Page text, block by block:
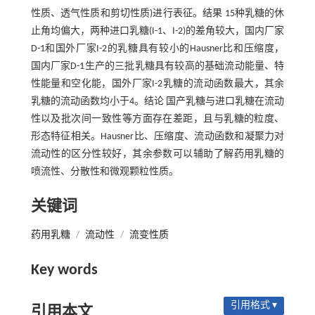
性质、透气性质和剪切性质)进行表征。结果 15种乳糖的休
止角均偏大，两种进口乳糖(I-1、I-2)的差角较大，国内厂家
D-1和国外厂家I-2的乳糖具有较小的Hausner比和压缩度，
国内厂家D-1生产的三批乳糖具有较高的基础流动能量、特
性能量和空化能，国外厂家I-2乳糖的流动函数最大，其余
乳糖的流动函数均小于4。结论 国产乳糖与进口乳糖在流动
性以及批次间一致性等方面存在差距，且与乳糖的粒度、
形态特征相关。Hausner比、压缩度、流动函数和凝聚力对
流动性的区分性较好，其余参数可以辅助了解药用乳糖的
喷流性、分散性和微观颗粒性质。
关键词
药用乳糖 / 流动性 / 流变性质
Key words
引用格式 ▾